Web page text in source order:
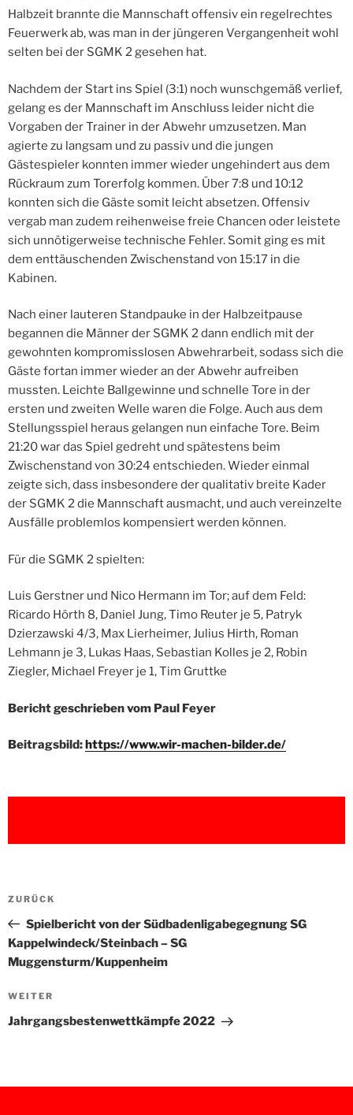
Halbzeit brannte die Mannschaft offensiv ein regelrechtes
Feuerwerk ab, was man in der jüngeren Vergangenheit wohl
selten bei der SGMK 2 gesehen hat.
Nachdem der Start ins Spiel (3:1) noch wunschgemäß verlief,
gelang es der Mannschaft im Anschluss leider nicht die
Vorgaben der Trainer in der Abwehr umzusetzen. Man
agierte zu langsam und zu passiv und die jungen
Gästespieler konnten immer wieder ungehindert aus dem
Rückraum zum Torerfolg kommen. Über 7:8 und 10:12
konnten sich die Gäste somit leicht absetzen. Offensiv
vergab man zudem reihenweise freie Chancen oder leistete
sich unnötigerweise technische Fehler. Somit ging es mit
dem enttäuschenden Zwischenstand von 15:17 in die
Kabinen.
Nach einer lauteren Standpauke in der Halbzeitpause
begannen die Männer der SGMK 2 dann endlich mit der
gewohnten kompromisslosen Abwehrarbeit, sodass sich die
Gäste fortan immer wieder an der Abwehr aufreiben
mussten. Leichte Ballgewinne und schnelle Tore in der
ersten und zweiten Welle waren die Folge. Auch aus dem
Stellungsspiel heraus gelangen nun einfache Tore. Beim
21:20 war das Spiel gedreht und spätestens beim
Zwischenstand von 30:24 entschieden. Wieder einmal
zeigte sich, dass insbesondere der qualitativ breite Kader
der SGMK 2 die Mannschaft ausmacht, und auch vereinzelte
Ausfälle problemlos kompensiert werden können.
Für die SGMK 2 spielten:
Luis Gerstner und Nico Hermann im Tor; auf dem Feld:
Ricardo Hörth 8, Daniel Jung, Timo Reuter je 5, Patryk
Dzierzawski 4/3, Max Lierheimer, Julius Hirth, Roman
Lehmann je 3, Lukas Haas, Sebastian Kolles je 2, Robin
Ziegler, Michael Freyer je 1, Tim Gruttke
Bericht geschrieben vom Paul Feyer
Beitragsbild:https://www.wir-machen-bilder.de/
Beitragsnavigation
Vorheriger
Beitrag
ZURÜCK
Spielbericht von der Südbadenligabegegnung SG
Kappelwindeck/Steinbach – SG
Muggensturm/Kuppenheim
Nächster
Beitrag
WEITER
Jahrgangsbestenwettkämpfe 2022